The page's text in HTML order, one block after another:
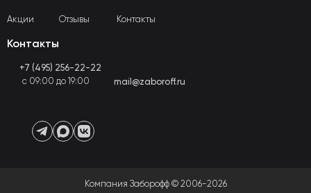
Акции Отзывы Контакты
Контакты
+7 (495) 256-22-22
с 09:00 до 19:00
mail@zaboroff.ru
Компания Заборофф © 2006-2026